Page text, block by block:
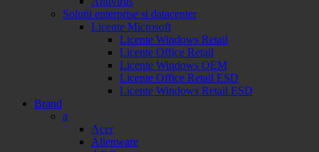
Solutii enterprise si datacenter
Licente Microsoft
Licente Windows Retail
Licente Office Retail
Licente Windows OEM
Licente Office Retail ESD
Licente Windows Retail ESD
Brand
a
Acer
Alienware